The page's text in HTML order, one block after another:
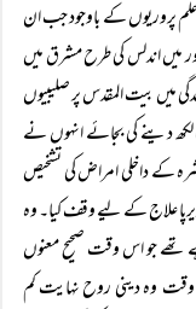
علم پروریوں کے باوجود جب ان
میں اندلس کی طرح مشرق میں
میں بیت المقدس پر صلیبیوں
لکھ دینے کی بجائے انہوں نے
کے داخلی امراض کی تشخیص
علاج کے لیے وقف کیا۔ وہ
تھے جو اس وقت صحیح معنوں
وقت وہ دینی روح نہایت کم